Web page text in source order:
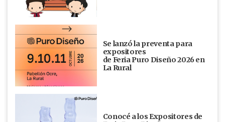
Se lanzó la preventa para
expositores
de Feria Puro Diseño 2026 en
La Rural
Conocé a los Expositores de